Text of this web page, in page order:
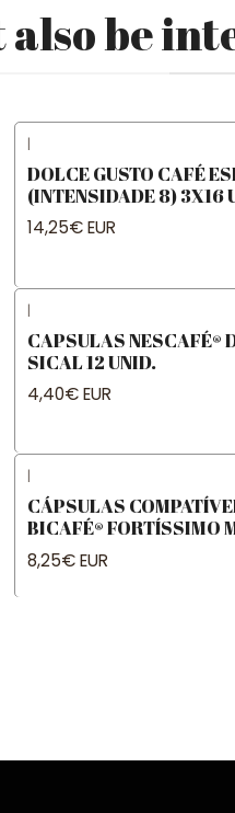
also be
|
DOLCE GUSTO CAFÉ
(INTENSIDADE 8) 3X16
14,25€ EUR
|
CAPSULAS NESCAFÉ®
SICAL 12 UNID.
4,40€ EUR
|
CÁPSULAS
BICAFÉ® FORTÍSSIMO
8,25€ EUR